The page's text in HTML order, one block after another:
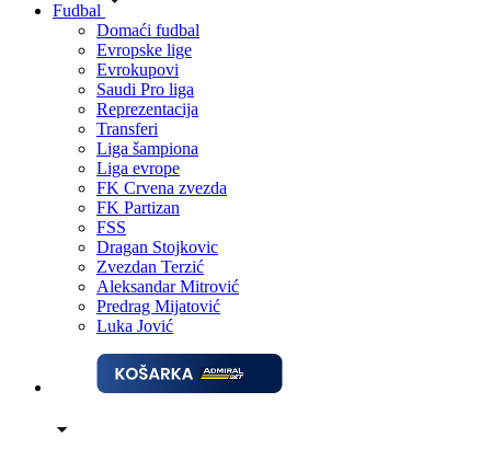
Fudbal
Domaći fudbal
Evropske lige
Evrokupovi
Saudi Pro liga
Reprezentacija
Transferi
Liga šampiona
Liga evrope
FK Crvena zvezda
FK Partizan
FSS
Dragan Stojkovic
Zvezdan Terzić
Aleksandar Mitrović
Predrag Mijatović
Luka Jović